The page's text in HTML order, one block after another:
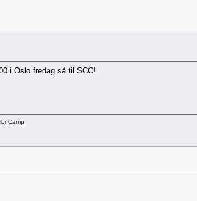
i Oslo fredag så til SCC!
Camp